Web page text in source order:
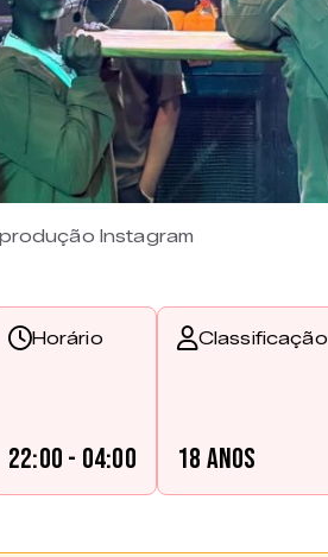
Instagram
Horário
22:00 - 04:00
Classificação
18 anos